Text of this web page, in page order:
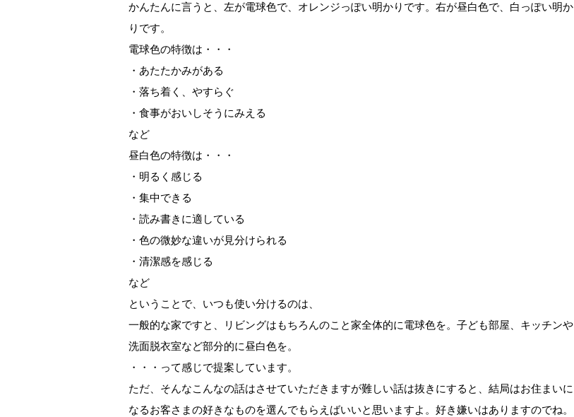
かんたんに言うと、左が電球色で、オレンジっぽい明かりです。右が昼白色で、白っぽい明か
りです。
電球色の特徴は・・・
・あたたかみがある
・落ち着く、やすらぐ
・食事がおいしそうにみえる
など
昼白色の特徴は・・・
・明るく感じる
・集中できる
・読み書きに適している
・色の微妙な違いが見分けられる
・清潔感を感じる
など
ということで、いつも使い分けるのは、
一般的な家ですと、リビングはもちろんのこと家全体的に電球色を。子ども部屋、キッチンや
洗面脱衣室など部分的に昼白色を。
・・・って感じで提案しています。
ただ、そんなこんなの話はさせていただきますが難しい話は抜きにすると、結局はお住まいに
なるお客さまの好きなものを選んでもらえばいいと思いますよ。好き嫌いはありますのでね。